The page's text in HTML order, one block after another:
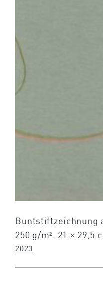
Buntstiftzeichnung
250 g/m². 21 × 29,5
2023